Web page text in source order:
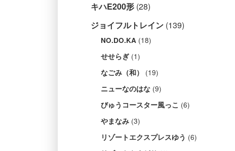
キハE200形 (28)
ジョイフルトレイン (139)
NO.DO.KA (18)
せせらぎ (1)
なごみ（和） (19)
ニューなのはな (9)
びゅうコースター風っこ (6)
やまなみ (3)
リゾートエクスプレスゆう (6)